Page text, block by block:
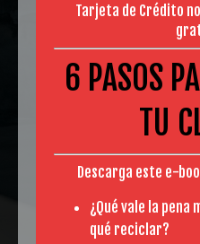
Tarjeta de Crédito
6 PASOS
TU
Descarga este e-
¿Qué vale la pena
qué reciclar?